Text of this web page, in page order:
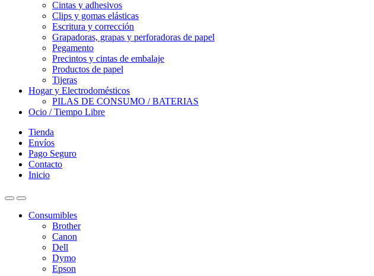
Cintas y adhesivos
Clips y gomas elásticas
Escritura y corrección
Grapadoras, grapas y perforadoras de papel
Pegamento
Precintos y cintas de embalaje
Productos de papel
Tijeras
Hogar y Electrodomésticos
PILAS DE CONSUMO / BATERIAS
Ocio / Tiempo Libre
Tienda
Envíos
Pago Seguro
Contacto
Inicio
Consumibles
Brother
Canon
Dell
Dymo
Epson